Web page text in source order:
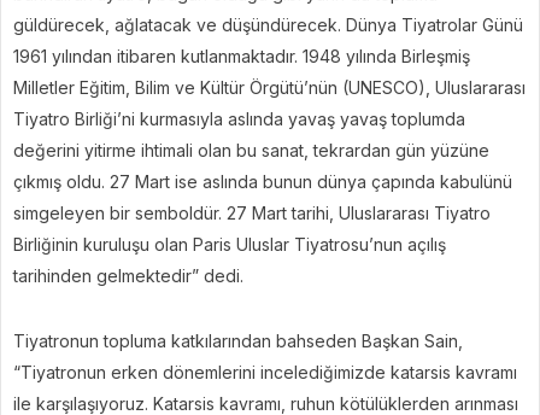
güldürecek, ağlatacak ve düşündürecek. Dünya Tiyatrolar Günü
1961 yılından itibaren kutlanmaktadır. 1948 yılında Birleşmiş
Milletler Eğitim, Bilim ve Kültür Örgütü’nün (UNESCO), Uluslararası
Tiyatro Birliği’ni kurmasıyla aslında yavaş yavaş toplumda
değerini yitirme ihtimali olan bu sanat, tekrardan gün yüzüne
çıkmış oldu. 27 Mart ise aslında bunun dünya çapında kabulünü
simgeleyen bir semboldür. 27 Mart tarihi, Uluslararası Tiyatro
Birliğinin kuruluşu olan Paris Uluslar Tiyatrosu’nun açılış
tarihinden gelmektedir” dedi.
Tiyatronun topluma katkılarından bahseden Başkan Sain,
“Tiyatronun erken dönemlerini incelediğimizde katarsis kavramı
ile karşılaşıyoruz. Katarsis kavramı, ruhun kötülüklerden arınması